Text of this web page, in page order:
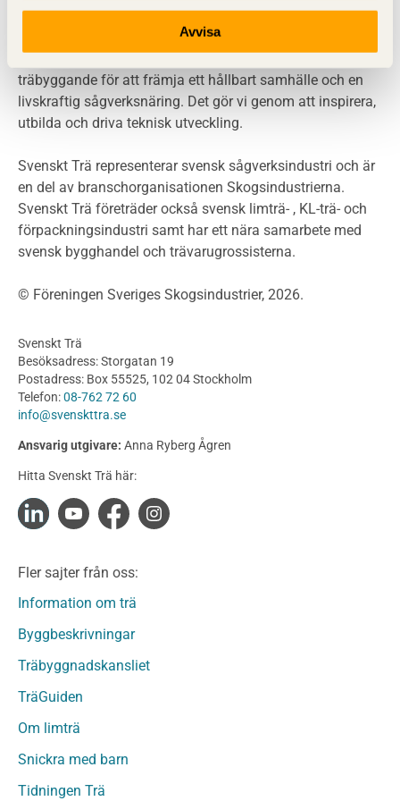
Avvisa
LCA
Miljöpolitik och miljömål
Miljödeklarationer och märkning
Termer och förkortningar
Planering
Klimatkalkylator hallar
Projektering av trähus - generellt
Byggsystem
Fasadsystem i skivmaterial
Bullerskärmar och andra utomhuskonstruktioner
Byggnation och utförande
Utförande
Produkter
Konstruktionsvirke
Konstruktionsvirke Behandlat
Konstruktionsvirke Fingerskarvat
Konstruktionsvirke Fingerskarvat Obehandlat
Limträ
Fanerträ
Fanerträ Obehandlat
Träpanel och Utvändig beklädnad Behandlat
Träpanel och utvändig beklädnad Obehandlat
Trägolv
Sågat virke
Sågat virke Behandlat
träbyggande för att främja ett hållbart samhälle och en
livskraftig sågverksnäring. Det gör vi genom att inspirera,
utbilda och driva teknisk utveckling.
Svenskt Trä representerar svensk sågverksindustri och är
en del av branschorganisationen Skogsindustrierna.
Svenskt Trä företräder också svensk limträ- , KL-trä- och
förpackningsindustri samt har ett nära samarbete med
svensk bygghandel och trävarugrossisterna.
© Föreningen Sveriges Skogsindustrier, 2026.
Svenskt Trä
Besöksadress: Storgatan 19
Postadress: Box 55525, 102 04 Stockholm
Telefon:08-762 72 60
info@svenskttra.se
Ansvarig utgivare: Anna Ryberg Ågren
Hitta Svenskt Trä här:
Fler sajter från oss:
Information om trä
Byggbeskrivningar
Träbyggnadskansliet
TräGuiden
Om limträ
Snickra med barn
Tidningen Trä